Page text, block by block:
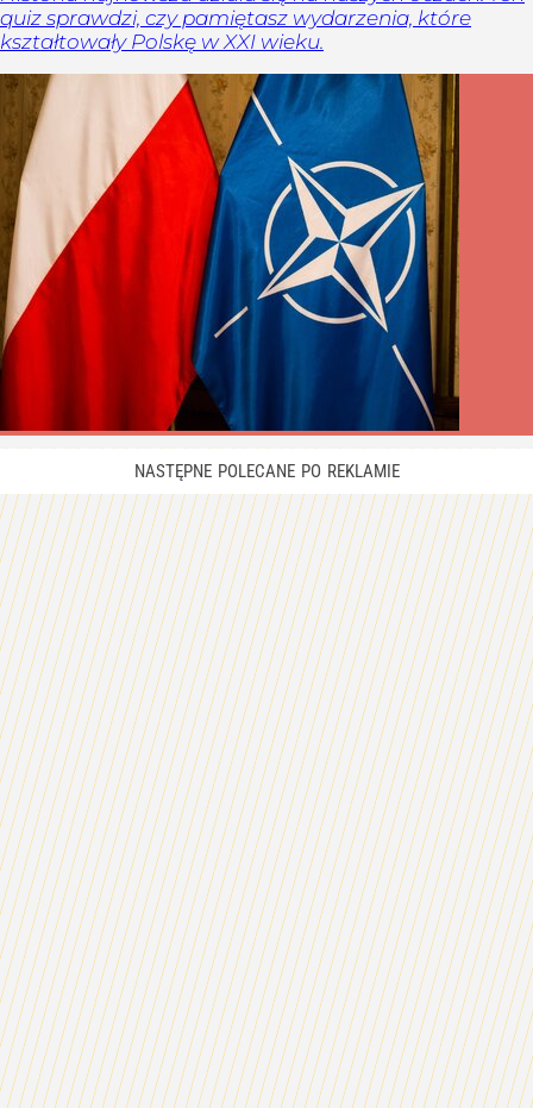
quiz sprawdzi, czy pamiętasz wydarzenia, które
kształtowały Polskę w XXI wieku.